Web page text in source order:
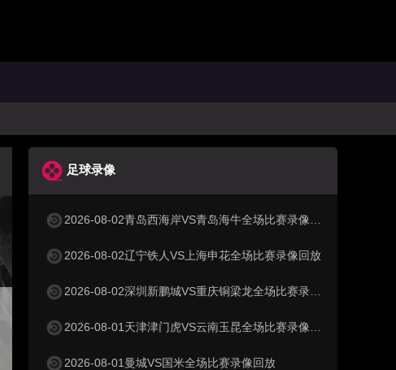
足球录像
2026-08-02青岛西海岸VS青岛海牛全场比赛录像回放
2026-08-02辽宁铁人VS上海申花全场比赛录像回放
2026-08-02深圳新鹏城VS重庆铜梁龙全场比赛录像回放
2026-08-01天津津门虎VS云南玉昆全场比赛录像回放
2026-08-01曼城VS国米全场比赛录像回放